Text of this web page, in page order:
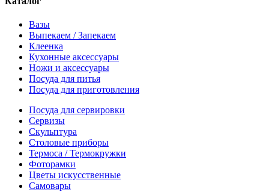
Вазы
Выпекаем / Запекаем
Клеенка
Кухонные аксессуары
Ножи и аксессуары
Посуда для питья
Посуда для приготовления
Посуда для сервировки
Сервизы
Скульптура
Столовые приборы
Термоса / Термокружки
Фоторамки
Цветы искусственные
Самовары